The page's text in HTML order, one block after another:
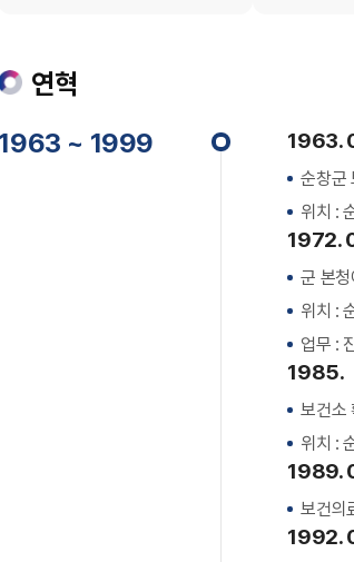
연혁
1963 ~ 1999
1963.
순창군
위치 :
1972.
군 본
위치 :
업무 :
1985.
보건소
위치 :
1989.
보건의
1992.